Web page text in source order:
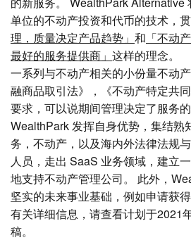
单位的不动产投资和代币的技术，
理，质量决定产品趋势」 和 「不动
最好的服务提供商」 这样的理念。
一系列与不动产相关的小份量不动
融商品取引法》，《不动产特定共
要求，可以说期间管理决定了服务的
WealthPark 发挥自身优势，集结熟
务，不动产，以及海内外法律法规
人员，走出 SaaS 业务领域，建立
地支持不动产管理公司。 此外，
坚实的未来事业基础，例如申请获
有关详细信息，请查看计划于2021
稿。